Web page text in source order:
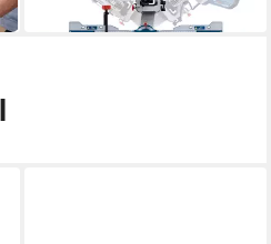
in 2-3 Werktagen bei dir